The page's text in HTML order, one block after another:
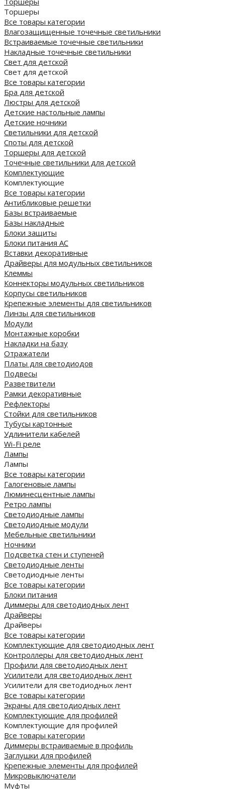
Торшеры
Все товары категории
Влагозащищенные точечные светильники
Встраиваемые точечные светильники
Накладные точечные светильники
Свет для детской
Свет для детской
Все товары категории
Бра для детской
Люстры для детской
Детские настольные лампы
Детские ночники
Светильники для детской
Споты для детской
Торшеры для детской
Точечные светильники для детской
Комплектующие
Комплектующие
Все товары категории
Антибликовые решетки
Базы встраиваемые
Базы накладные
Блоки защиты
Блоки питания AC
Вставки декоративные
Драйверы для модульных светильников
Клеммы
Коннекторы модульных светильников
Корпусы светильников
Крепежные элементы для светильников
Линзы для светильников
Модули
Монтажные коробки
Накладки на базу
Отражатели
Платы для светодиодов
Подвесы
Разветвители
Рамки декоративные
Рефлекторы
Стойки для светильников
Тубусы картонные
Удлинители кабелей
Wi-Fi реле
Лампы
Лампы
Все товары категории
Галогеновые лампы
Люминесцентные лампы
Ретро лампы
Светодиодные лампы
Светодиодные модули
Мебельные светильники
Ночники
Подсветка стен и ступеней
Светодиодные ленты
Светодиодные ленты
Все товары категории
Блоки питания
Диммеры для светодиодных лент
Драйверы
Драйверы
Все товары категории
Комплектующие для светодиодных лент
Контроллеры для светодиодных лент
Профили для светодиодных лент
Усилители для светодиодных лент
Усилители для светодиодных лент
Все товары категории
Экраны для светодиодных лент
Комплектующие для профилей
Комплектующие для профилей
Все товары категории
Диммеры встраиваемые в профиль
Заглушки для профилей
Крепежные элементы для профилей
Микровыключатели
Муфты